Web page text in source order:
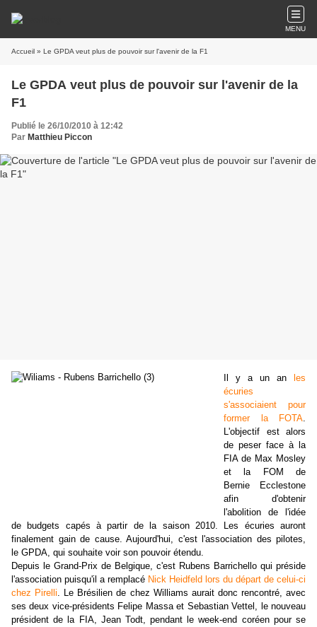
MENU
Accueil » Le GPDA veut plus de pouvoir sur l'avenir de la F1
Le GPDA veut plus de pouvoir sur l'avenir de la
F1
Publié le 26/10/2010 à 12:42
Par Matthieu Piccon
Il y a un an
les
écuries
s'associaient pour
former la FOTA.
L'objectif est alors
de peser face à la
FIA de Max Mosley
et la FOM de
Bernie Ecclestone
afin d'obtenir
l'abolition de l'idée
de budgets capés à partir de la saison 2010. Les écuries auront
finalement gain de cause. Aujourd'hui, c'est l'association des pilotes,
le GPDA, qui souhaite voir son pouvoir étendu.
Depuis le Grand-Prix de Belgique, c'est Rubens Barrichello qui préside
l'association puisqu'il a remplacé Nick Heidfeld lors du départ de celui-ci
chez Pirelli. Le Brésilien de chez Williams aurait donc rencontré, avec
ses deux vice-présidents Felipe Massa et Sebastian Vettel, le nouveau
président de la FIA, Jean Todt, pendant le week-end coréen pour se